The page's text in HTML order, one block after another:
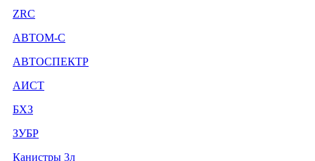
ZRC
АВТОМ-С
АВТОСПЕКТР
АИСТ
БХЗ
ЗУБР
Канистры 3л